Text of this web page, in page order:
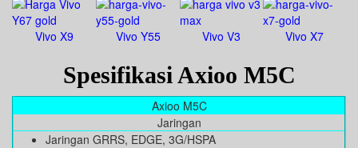
Vivo X9 Vivo Y55 Vivo V3 Vivo X7
Spesifikasi Axioo M5C
Axioo M5C
Jaringan
Jaringan GRRS, EDGE, 3G/HSPA